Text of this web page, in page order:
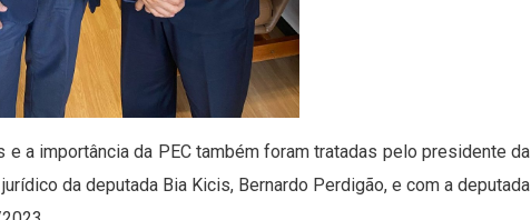
a importância da PEC também foram tratadas pelo presidente da
da deputada Bia Kicis, Bernardo Perdigão, e com a deputada